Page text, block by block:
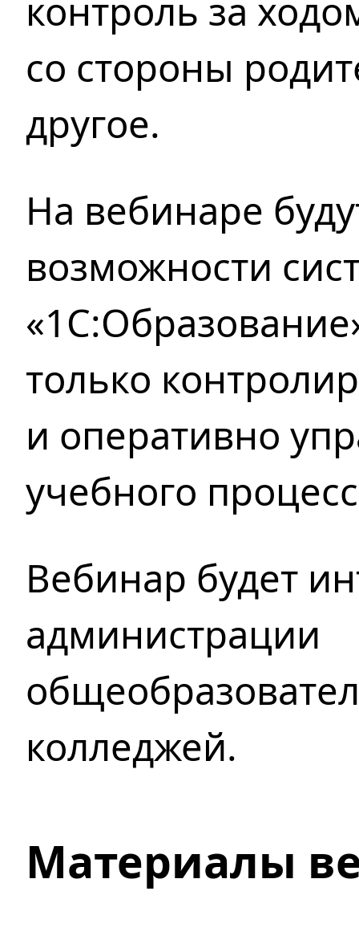
контроль за
со стороны
другое.
На вебинаре
возможности
только
и оперативно
учебного
Вебинар будет
администрации
колледжей.
Материалы